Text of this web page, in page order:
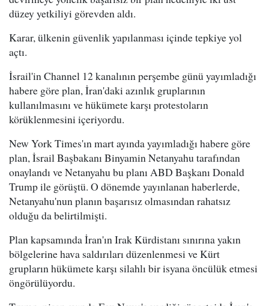
düzey yetkiliyi görevden aldı.
Karar, ülkenin güvenlik yapılanması içinde tepkiye yol
açtı.
İsrail'in Channel 12 kanalının perşembe günü yayımladığı
habere göre plan, İran'daki azınlık gruplarının
kullanılmasını ve hükümete karşı protestoların
körüklenmesini içeriyordu.
New York Times'ın mart ayında yayımladığı habere göre
plan, İsrail Başbakanı Binyamin Netanyahu tarafından
onaylandı ve Netanyahu bu planı ABD Başkanı Donald
Trump ile görüştü. O dönemde yayınlanan haberlerde,
Netanyahu'nun planın başarısız olmasından rahatsız
olduğu da belirtilmişti.
Plan kapsamında İran'ın Irak Kürdistanı sınırına yakın
bölgelerine hava saldırıları düzenlenmesi ve Kürt
grupların hükümete karşı silahlı bir isyana öncülük etmesi
öngörülüyordu.